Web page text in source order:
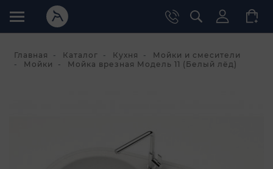
Главная Каталог Кухня
Мойки и смесители
Мойки
Мойка врезная Модель 11 (Белый лёд)